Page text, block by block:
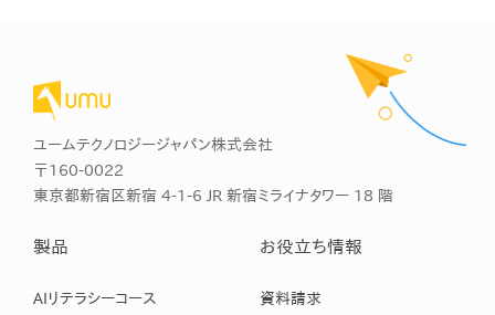
ユームテクノロジージャパン株式会社
〒160-0022
東京都新宿区新宿 4-1-6 JR 新宿ミライナタワー 18 階
製品
AIリテラシーコース
お役立ち情報
資料請求